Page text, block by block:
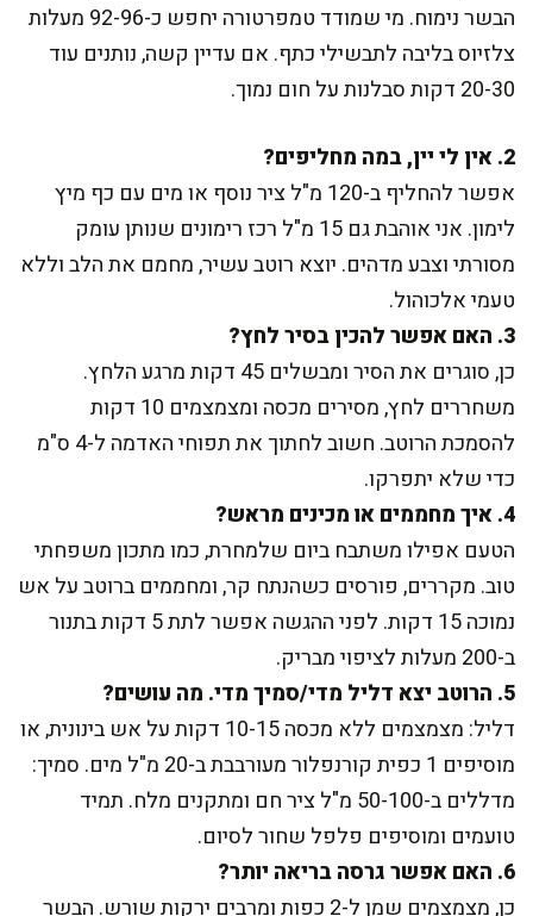
הבשר נימוח. מי שמודד טמפרטורה יחפש כ-92-96 מעלות
צלזיוס בליבה לתבשילי כתף. אם עדיין קשה, נותנים עוד
20-30 דקות סבלנות על חום נמוך.
2. אין לי יין, במה מחליפים?
אפשר להחליף ב-120 מ"ל ציר נוסף או מים עם כף מיץ
לימון. אני אוהבת גם 15 מ"ל רכז רימונים שנותן עומק
מסורתי וצבע מדהים. יוצא רוטב עשיר, מחמם את הלב וללא
טעמי אלכוהול.
3. האם אפשר להכין בסיר לחץ?
כן, סוגרים את הסיר ומבשלים 45 דקות מרגע הלחץ.
משחררים לחץ, מסירים מכסה ומצמצמים 10 דקות
להסמכת הרוטב. חשוב לחתוך את תפוחי האדמה ל-4 ס"מ
כדי שלא יתפרקו.
4. איך מחממים או מכינים מראש?
הטעם אפילו משתבח ביום שלמחרת, כמו מתכון משפחתי
טוב. מקררים, פורסים כשהנתח קר, ומחממים ברוטב על אש
נמוכה 15 דקות. לפני ההגשה אפשר לתת 5 דקות בתנור
ב-200 מעלות לציפוי מבריק.
5. הרוטב יצא דליל מדי/סמיך מדי. מה עושים?
דליל: מצמצמים ללא מכסה 10-15 דקות על אש בינונית, או
מוסיפים 1 כפית קורנפלור מעורבבת ב-20 מ"ל מים. סמיך:
מדללים ב-50-100 מ"ל ציר חם ומתקנים מלח. תמיד
טועמים ומוסיפים פלפל שחור לסיום.
6. האם אפשר גרסה בריאה יותר?
כן, מצמצמים שמן ל-2 כפות ומרבים ירקות שורש. הבשר